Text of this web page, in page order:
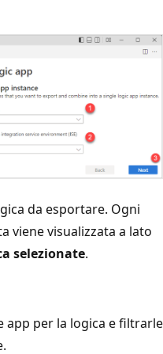
da esportare. Ogni
viene visualizzata a lato
selezionate.
app per la logica e filtrarle